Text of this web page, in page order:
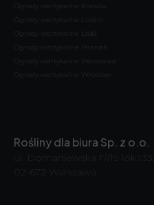
Ogrody wertykalne Kraków
Ogrody wertykalne Lublin
Ogrody wertykalne Łódź
Ogrody wertykalne Poznań
Ogrody wertykalne Warszawa
Ogrody wertykalne Wrocław
Rośliny dla biura Sp. z o.o.
ul. Domaniewska 17/19 lok.133,
02-672 Warszawa